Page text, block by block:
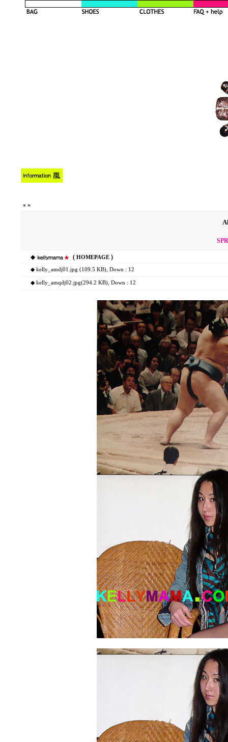
* *
◆ ( HOMEPAGE )
◆ kelly_amdj01.jpg (109.5 KB) , Down : 12
◆ kelly_amqdj02.jpg(294.2 KB) , Down : 12